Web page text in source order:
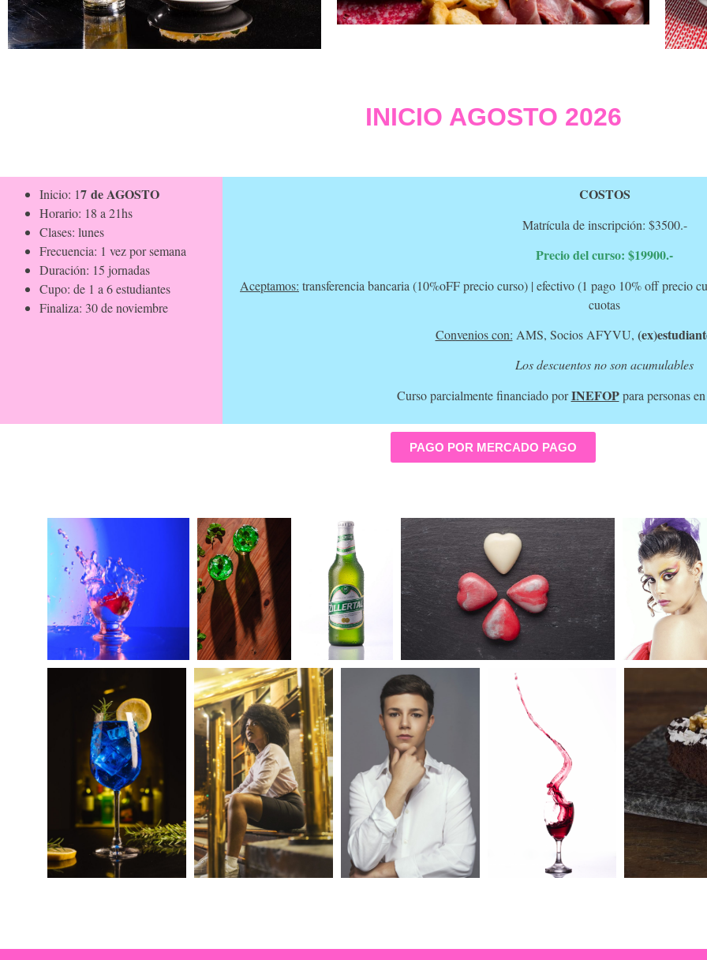
INICIO AGOSTO 2026
Inicio: 17 de AGOSTO
Horario: 18 a 21hs
Clases: lunes
Frecuencia: 1 vez por semana
Duración: 15 jornadas
Cupo: de 1 a 6 estudiantes
Finaliza: 30 de noviembre
COSTOS
Matrícula de inscripción: $3500.-
Precio del curso: $19900.-
Aceptamos: transferencia bancaria (10%oFF precio curso) | efectivo (1 pago 10% off precio
cuotas
Convenios con: AMS, Socios AFYVU,
Los descuentos no son acumulables
Curso parcialmente financiado porINEFOPpara personas
PAGO POR MERCADO PAGO